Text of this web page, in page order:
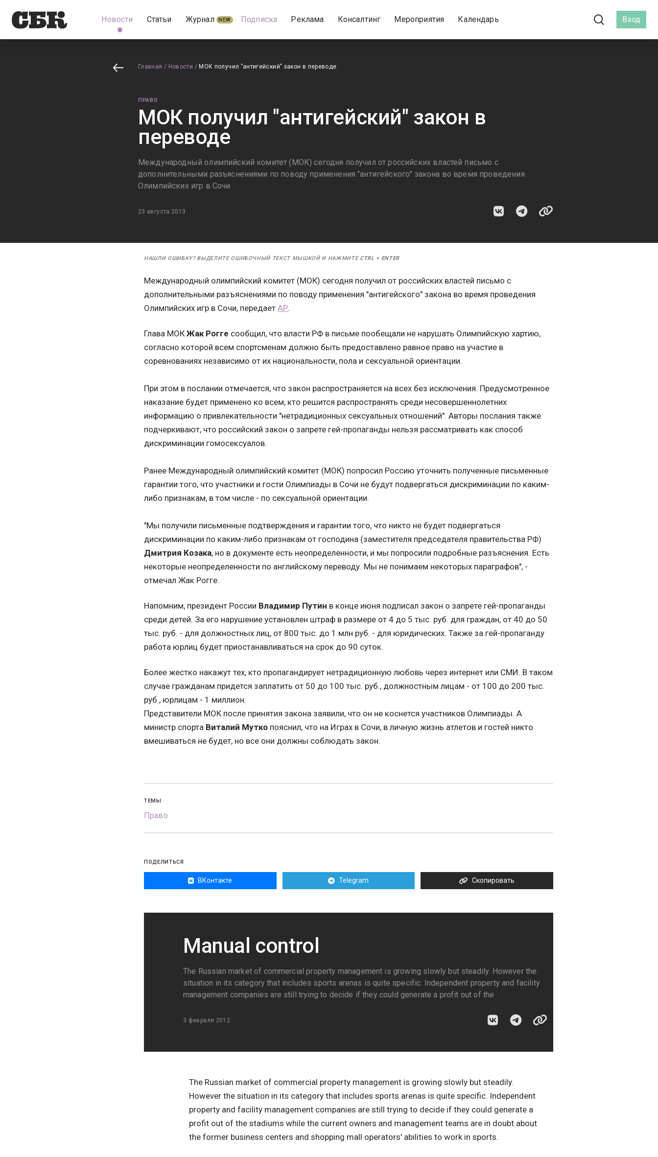
Новости Статьи Журнал NEW Подписка Реклама Консалтинг Мероприятия Календарь Вход
Главная / Новости / МОК получил "антигейский" закон в переводе
ПРАВО
МОК получил "антигейский" закон в
переводе
Международный олимпийский комитет (МОК) сегодня получил от российских властей письмо с
дополнительными разъяснениями по поводу применения "антигейского" закона во время проведения
Олимпийских игр в Сочи
23 августа 2013
НАШЛИ ОШИБКУ? ВЫДЕЛИТЕ ОШИБОЧНЫЙ ТЕКСТ МЫШКОЙ И НАЖМИТЕ CTRL + ENTER
Международный олимпийский комитет (МОК) сегодня получил от российских властей письмо с
дополнительными разъяснениями по поводу применения "антигейского" закона во время проведения
Олимпийских игр в Сочи, передает АР.
Глава МОК Жак Рогге сообщил, что власти РФ в письме пообещали не нарушать Олимпийскую хартию,
согласно которой всем спортсменам должно быть предоставлено равное право на участие в
соревнованиях независимо от их национальности, пола и сексуальной ориентации.
При этом в послании отмечается, что закон распространяется на всех без исключения. Предусмотренное
наказание будет применено ко всем, кто решится распространять среди несовершеннолетних
информацию о привлекательности "нетрадиционных сексуальных отношений". Авторы послания также
подчеркивают, что российский закон о запрете гей-пропаганды нельзя рассматривать как способ
дискриминации гомосексуалов.
Ранее Международный олимпийский комитет (МОК) попросил Россию уточнить полученные письменные
гарантии того, что участники и гости Олимпиады в Сочи не будут подвергаться дискриминации по каким-
либо признакам, в том числе - по сексуальной ориентации.
"Мы получили письменные подтверждения и гарантии того, что никто не будет подвергаться
дискриминации по каким-либо признакам от господина (заместителя председателя правительства РФ)
Дмитрия Козака, но в документе есть неопределенности, и мы попросили подробные разъяснения. Есть
некоторые неопределенности по английскому переводу. Мы не понимаем некоторых параграфов", -
отмечал Жак Рогге.
Напомним, президент России Владимир Путин в конце июня подписал закон о запрете гей-пропаганды
среди детей. За его нарушение установлен штраф в размере от 4 до 5 тыс. руб. для граждан, от 40 до 50
тыс. руб. - для должностных лиц, от 800 тыс. до 1 млн руб. - для юридических. Также за гей-пропаганду
работа юрлиц будет приостанавливаться на срок до 90 суток.
Более жестко накажут тех, кто пропагандирует нетрадиционную любовь через интернет или СМИ. В таком
случае гражданам придется заплатить от 50 до 100 тыс. руб., должностным лицам - от 100 до 200 тыс.
руб., юрлицам - 1 миллион.
Представители МОК после принятия закона заявили, что он не коснется участников Олимпиады. А
министр спорта Виталий Мутко пояснил, что на Играх в Сочи, в личную жизнь атлетов и гостей никто
вмешиваться не будет, но все они должны соблюдать закон.
ТЕМЫ
Право
ПОДЕЛИТЬСЯ
ВКонтакте Telegram Скопировать
Manual control
The Russian market of commercial property management is growing slowly but steadily. However the
situation in its category that includes sports arenas is quite specific. Independent property and facility
management companies are still trying to decide if they could generate a profit out of the
3 февраля 2012
The Russian market of commercial property management is growing slowly but steadily.
However the situation in its category that includes sports arenas is quite specific. Independent
property and facility management companies are still trying to decide if they could generate a
profit out of the stadiums while the current owners and management teams are in doubt about
the former business centers and shopping mall operators' abilities to work in sports.